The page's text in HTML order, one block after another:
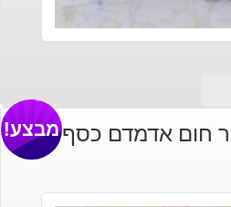
אדמדם כסף 925מבצע!